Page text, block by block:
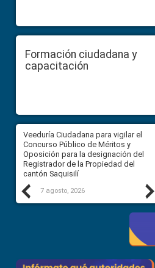
Formación ciudadana y
capacitación
Previous
Veeduría Ciudadana para vigilar el
Concurso Público de Méritos y
Oposición para la designación del
Registrador de la Propiedad del
cantón Saquisilí
7 agosto, 2026